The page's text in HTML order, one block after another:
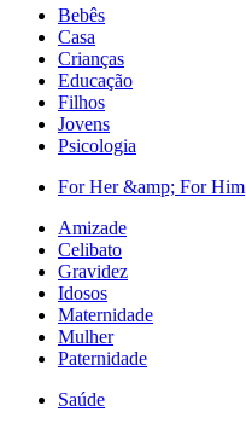
Bebês
Casa
Crianças
Educação
Filhos
Jovens
Psicologia
For Her &amp; For Him
Amizade
Celibato
Gravidez
Idosos
Maternidade
Mulher
Paternidade
Saúde